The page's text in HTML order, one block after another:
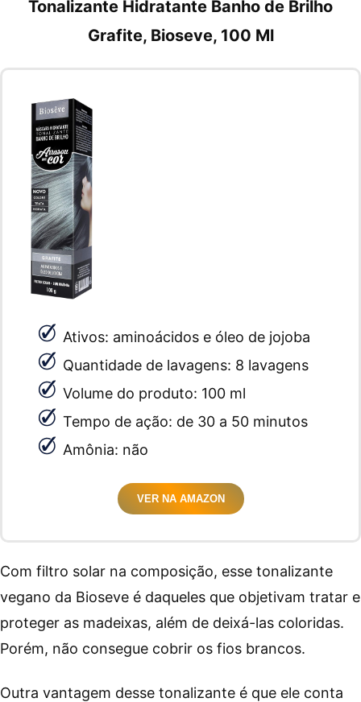
Tonalizante Hidratante Banho de Brilho
Grafite, Bioseve, 100 Ml
Ativos: aminoácidos e óleo de jojoba
Quantidade de lavagens: 8 lavagens
Volume do produto: 100 ml
Tempo de ação: de 30 a 50 minutos
Amônia: não
VER NA AMAZON
Com filtro solar na composição, esse tonalizante
vegano da Bioseve é daqueles que objetivam tratar e
proteger as madeixas, além de deixá-las coloridas.
Porém, não consegue cobrir os fios brancos.
Outra vantagem desse tonalizante é que ele conta